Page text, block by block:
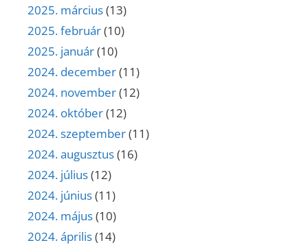
2025. március(13)
2025. február(10)
2025. január(10)
2024. december(11)
2024. november(12)
2024. október(12)
2024. szeptember(11)
2024. augusztus(16)
2024. július(12)
2024. június(11)
2024. május(10)
2024. április(14)